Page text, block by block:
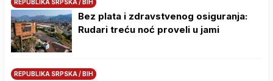
REPUBLIKA SRPSKA / BIH
Bez plata i zdravstvenog osiguranja:
Rudari treću noć proveli u jami
REPUBLIKA SRPSKA / BIH